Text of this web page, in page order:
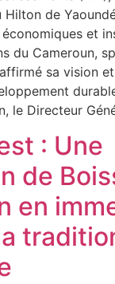
de
et
du Cameroun,
sa vision
le Directeur
: Une
de
en